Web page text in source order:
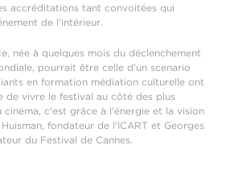
accréditations tant convoitées qui
de l'intérieur.
née à quelques mois du déclenchement
pourrait être celle d'un scenario
en formation médiation culturelle ont
de vivre le festival au côté des plus
cinéma, c'est grâce à l'énergie et la vision
fondateur de l'ICART et Georges
du Festival de Cannes.